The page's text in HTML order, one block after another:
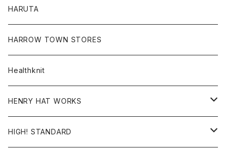
コート
シャツ
スウェット
レディース
カーディガン
コート
ボトム
パンツ
Tシャツ
ロンTEE
HARUTA
HARROW TOWN STORES
Healthknit
HENRY HAT WORKS
帽子
HIGH! STANDARD